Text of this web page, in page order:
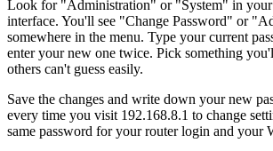
Look for "Administration" or "System" in your
interface. You'll see "Change Password" or
somewhere in the menu. Type your current
enter your new one twice. Pick something
others can't guess easily.
Save the changes and write down your new
every time you visit 192.168.8.1 to change
same password for your router login and your